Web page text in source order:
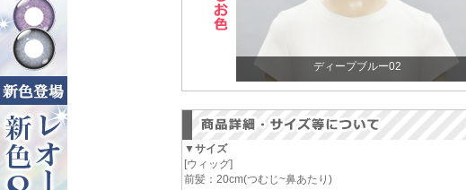
ディープブルー02
▼サイズ
[ウィッグ]
前髪：20cm(つむじ~鼻あたり)